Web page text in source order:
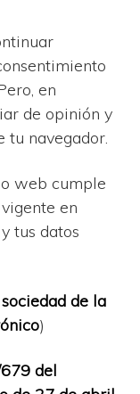
en
de opinión y
tu navegador.
web cumple
en
tus datos
de la
)
del